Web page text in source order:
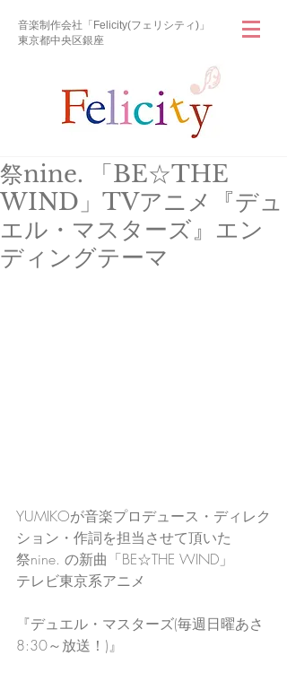
音楽制作会社「Felicity(フェリシティ)」
東京都中央区銀座
祭nine. 「BE☆THE
WIND」TVアニメ『デュ
エル・マスターズ』エン
ディングテーマ
YUMIKOが音楽プロデュース・ディレク
ション・作詞を担当させて頂いた
祭nine. の新曲「BE☆THE WIND」
テレビ東京系アニメ
『デュエル・マスターズ(毎週日曜あさ
8:30～放送！)』